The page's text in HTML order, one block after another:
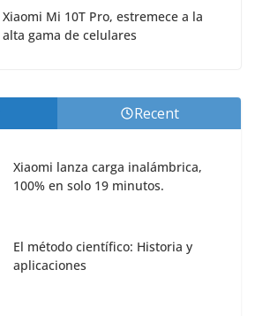
Xiaomi Mi 10T Pro, estremece a la
alta gama de celulares
Recent
Xiaomi lanza carga inalámbrica,
100% en solo 19 minutos.
El método científico: Historia y
aplicaciones